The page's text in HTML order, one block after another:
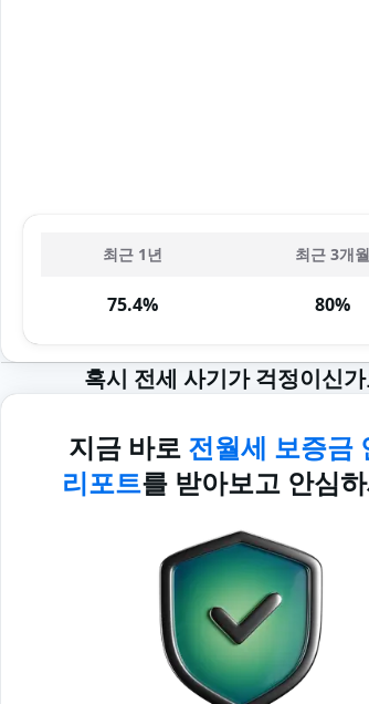
최근 1년 최근 3개월
75.4% 80%
혹시 전세 사기가 걱정이신
지금 바로 전월세 보증금
리포트를 받아보고 안심